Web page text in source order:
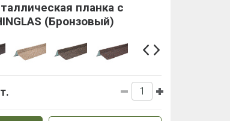
планка с
(Бронзовый)